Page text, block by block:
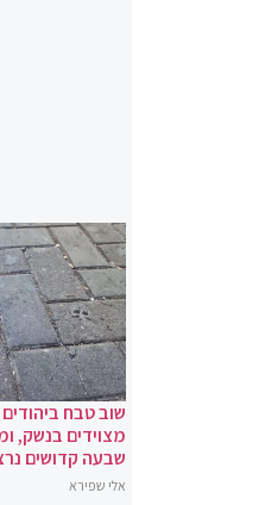
שוב טבח
מצוידים בנשק,
שבעה קדושים
אלי שפירא